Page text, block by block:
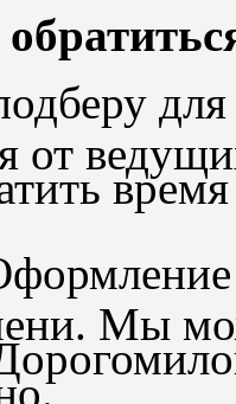
от
Мы